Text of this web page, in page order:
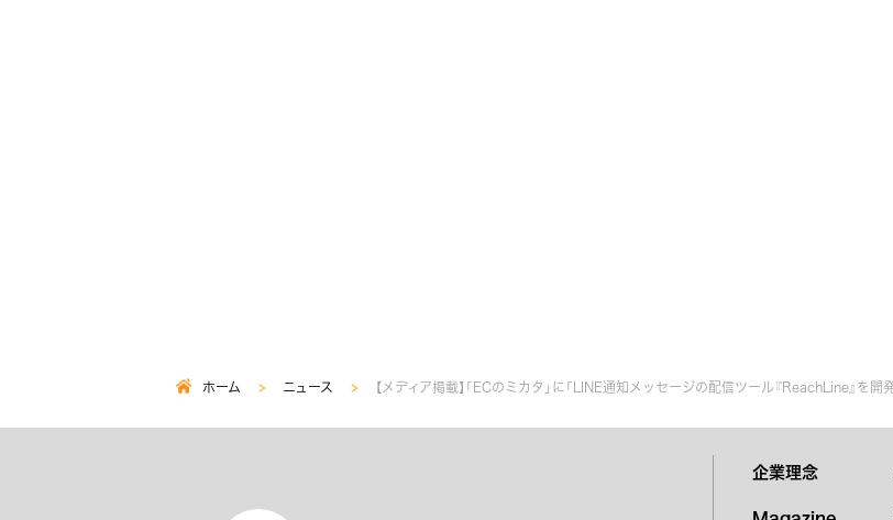
パ
ン
ホーム ニュース 【メディア掲載】「ECのミカタ」に「LINE通知メッセージの配信ツール『ReachLine』を
企業理念